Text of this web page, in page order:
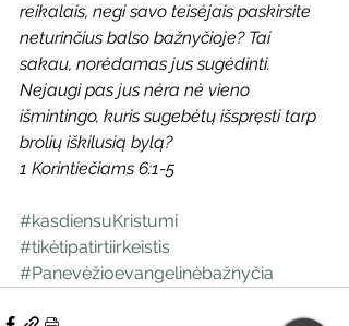
reikalais, negi savo teisėjais paskirsite
neturinčius balso bažnyčioje? Tai
sakau, norėdamas jus sugėdinti.
Nejaugi pas jus nėra nė vieno
išmintingo, kuris sugebėtų išspręsti tarp
brolių iškilusią bylą?
1 Korintiečiams 6:1-5
#kasdiensuKristumi
#tikėtipatirtiirkeistis
#Panevėžioevangelinėbažnyčia